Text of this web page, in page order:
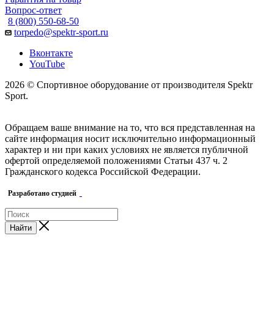
Вопрос-ответ
8 (800) 550-68-50
torpedo@spektr-sport.ru
Вконтакте
YouTube
2026 © Спортивное оборудование от производителя Spektr
Sport.
Обращаем ваше внимание на то, что вся представленная на
сайте информация носит исключительно информационный
характер и ни при каких условиях не является публичной
офертой определяемой положениями Статьи 437 ч. 2
Гражданского кодекса Российской Федерации.
Разработано студией
Найти